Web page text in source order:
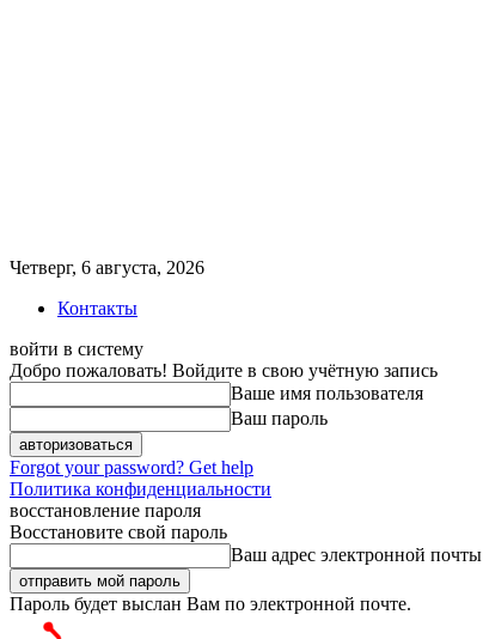
Четверг, 6 августа, 2026
Контакты
войти в систему
Добро пожаловать! Войдите в свою учётную запись
Ваше имя пользователя
Ваш пароль
Forgot your password? Get help
Политика конфиденциальности
восстановление пароля
Восстановите свой пароль
Ваш адрес электронной почты
Пароль будет выслан Вам по электронной почте.